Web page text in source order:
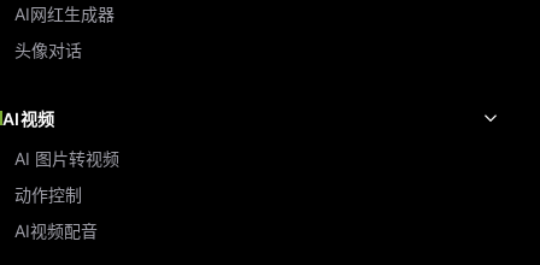
AI网红生成器
头像对话
AI视频
AI 图片转视频
动作控制
AI视频配音